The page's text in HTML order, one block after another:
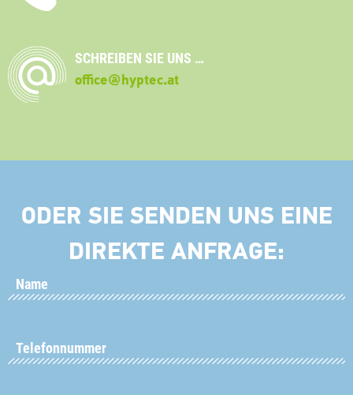
SCHREIBEN SIE UNS …
office@hyptec.at
ODER SIE SENDEN UNS EINE
DIREKTE ANFRAGE: